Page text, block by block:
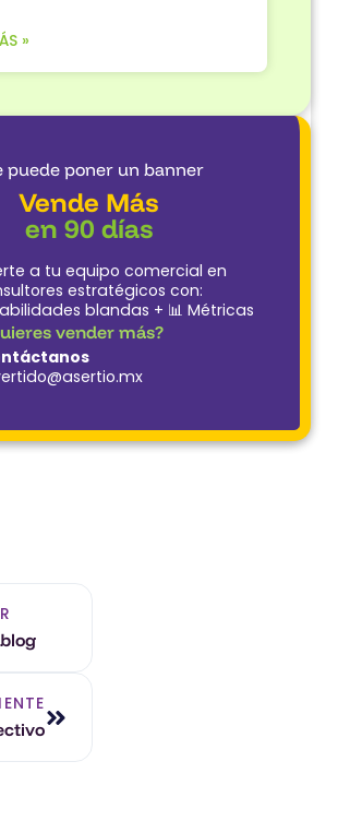
»
puede poner un banner
Vende Más
en 90 días
a tu equipo comercial en
estratégicos con:
blandas + 📊 Métricas
vender más?